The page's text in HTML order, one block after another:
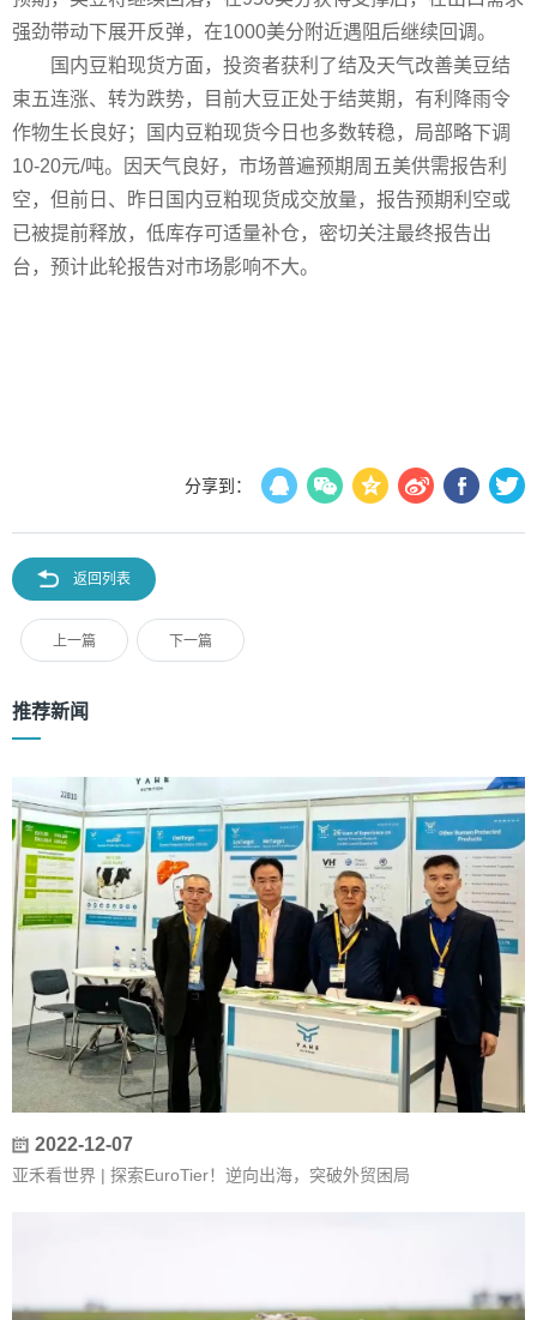
强劲带动下展开反弹，在1000美分附近遇阻后继续回调。
国内豆粕现货方面，投资者获利了结及天气改善美豆结
束五连涨、转为跌势，目前大豆正处于结荚期，有利降雨令
作物生长良好；国内豆粕现货今日也多数转稳，局部略下调
10-20元/吨。因天气良好，市场普遍预期周五美供需报告利
空，但前日、昨日国内豆粕现货成交放量，报告预期利空或
已被提前释放，低库存可适量补仓，密切关注最终报告出
台，预计此轮报告对市场影响不大。
分享到：
返回列表
上一篇 下一篇
推荐新闻
2022-12-07
亚禾看世界 | 探索EuroTier！逆向出海，突破外贸困局